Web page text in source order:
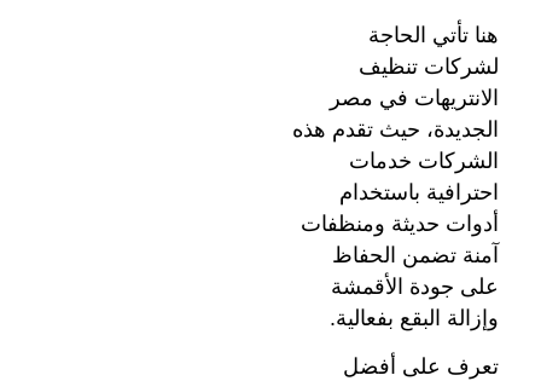
هنا تأتي الحاجة
لشركات تنظيف
الانتريهات في مصر
الجديدة، حيث تقدم هذه
الشركات خدمات
احترافية باستخدام
أدوات حديثة ومنظفات
آمنة تضمن الحفاظ
على جودة الأقمشة
وإزالة البقع بفعالية.
تعرف على أفضل